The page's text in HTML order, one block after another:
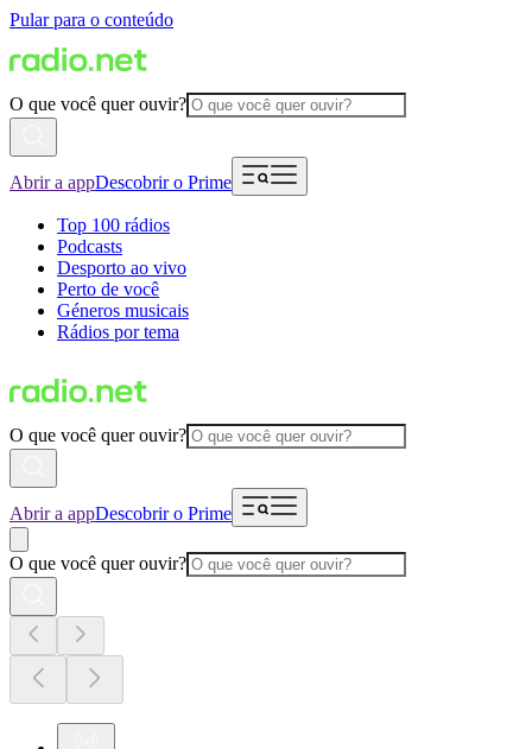
Pular para o conteúdo
O que você quer ouvir?
Abrir a appDescobrir o Prime
Top 100 rádios
Podcasts
Desporto ao vivo
Perto de você
Géneros musicais
Rádios por tema
O que você quer ouvir?
Abrir a appDescobrir o Prime
O que você quer ouvir?